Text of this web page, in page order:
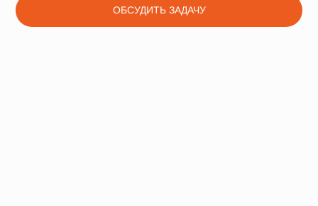
ОБСУДИТЬ ЗАДАЧУ